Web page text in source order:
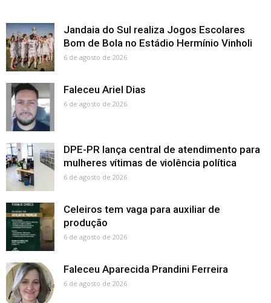
Jandaia do Sul realiza Jogos Escolares
Bom de Bola no Estádio Hermínio Vinholi
6 de agosto de 2026
Faleceu Ariel Dias
6 de agosto de 2026
DPE-PR lança central de atendimento para
mulheres vítimas de violência política
6 de agosto de 2026
Celeiros tem vaga para auxiliar de
produção
6 de agosto de 2026
Faleceu Aparecida Prandini Ferreira
6 de agosto de 2026